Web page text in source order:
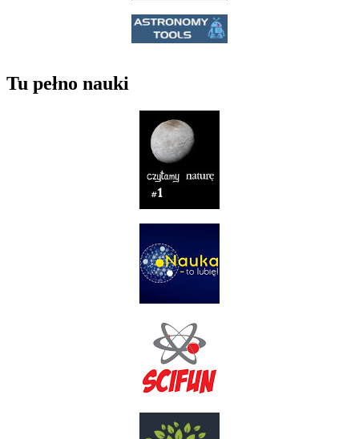
Tu pełno nauki